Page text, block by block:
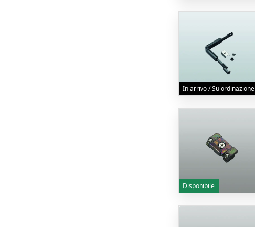
In arrivo / Su ordinazione
Disponibile